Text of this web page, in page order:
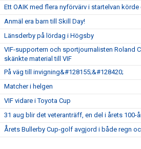
Ett OAIK med flera nyförvärv i startelvan körde
Anmäl era barn till Skill Day!
Länsderby på lördag i Högsby
VIF-supportern och sportjournalisten Roland
skänkte material till VIF
På väg till invigning&#128155;&#128420;
Matcher i helgen
VIF vidare i Toyota Cup
31 aug blir det veteranträff, en del i årets 100-
Årets Bullerby Cup-golf avgjord i både regn